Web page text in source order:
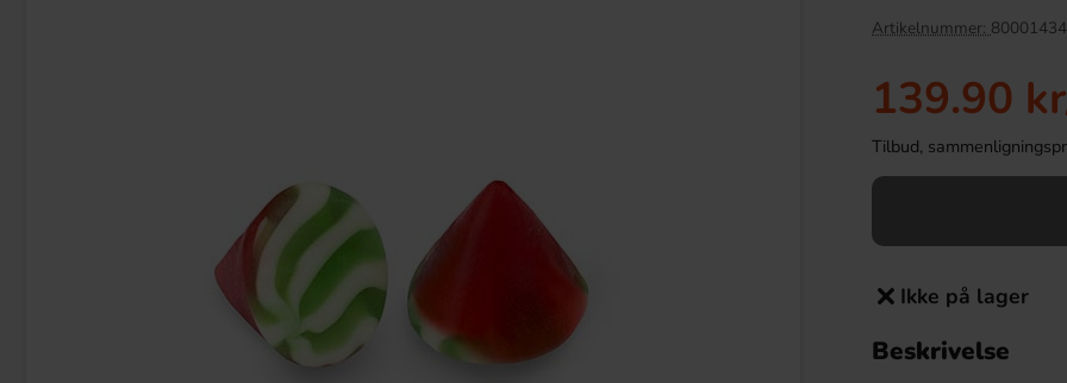
Takis Fuego 100g Rollo Lakrits 2.5kg MER Hallon Svartvinbär 50cl
Artikelnummer:
139.90 kr
Tilbud,
Ikke på lager
Beskrivelse